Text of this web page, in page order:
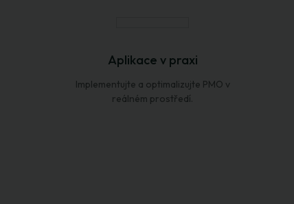
Aplikace v praxi
Implementujte a optimalizujte PMO v
reálném prostředí.